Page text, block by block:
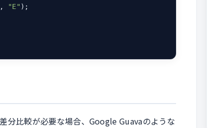
, "E"
分比較が必要な場合、Google Guavaのような